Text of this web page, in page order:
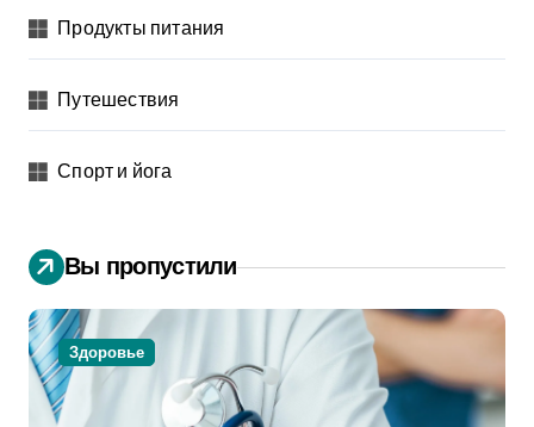
Продукты питания
Путешествия
Спорт и йога
Вы пропустили
Здоровье